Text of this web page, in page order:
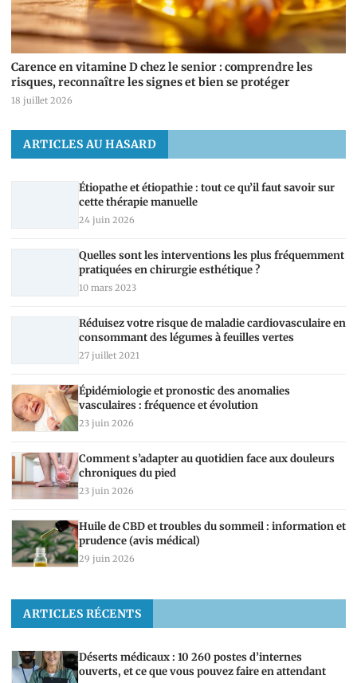
Carence en vitamine D chez le senior : comprendre les
risques, reconnaître les signes et bien se protéger
18 juillet 2026
ARTICLES AU HASARD
Étiopathe et étiopathie : tout ce qu’il faut savoir sur
cette thérapie manuelle
24 juin 2026
Quelles sont les interventions les plus fréquemment
pratiquées en chirurgie esthétique ?
10 mars 2023
Réduisez votre risque de maladie cardiovasculaire en
consommant des légumes à feuilles vertes
27 juillet 2021
Épidémiologie et pronostic des anomalies
vasculaires : fréquence et évolution
23 juin 2026
Comment s’adapter au quotidien face aux douleurs
chroniques du pied
23 juin 2026
Huile de CBD et troubles du sommeil : information et
prudence (avis médical)
29 juin 2026
ARTICLES RÉCENTS
Déserts médicaux : 10 260 postes d’internes
ouverts, et ce que vous pouvez faire en attendant